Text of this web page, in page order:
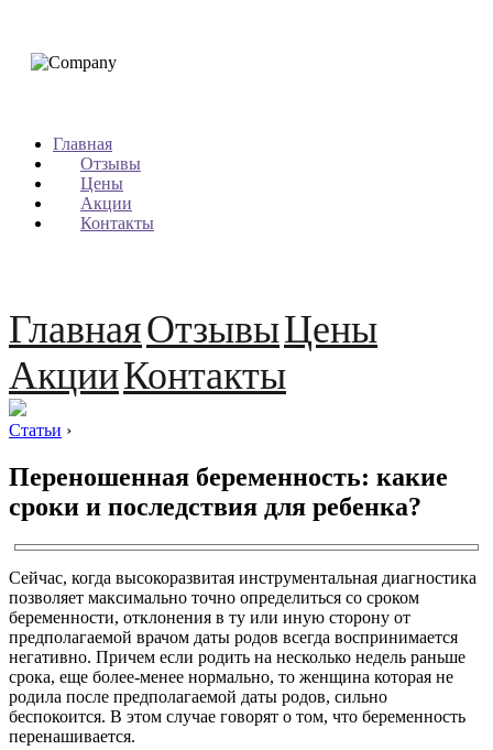
Главная
Отзывы
Цены
Акции
Контакты
ГлавнаяОтзывыЦены
АкцииКонтакты
Статьи ›
Переношенная беременность: какие
сроки и последствия для ребенка?
Сейчас, когда высокоразвитая инструментальная диагностика
позволяет максимально точно определиться со сроком
беременности, отклонения в ту или иную сторону от
предполагаемой врачом даты родов всегда воспринимается
негативно. Причем если родить на несколько недель раньше
срока, еще более-менее нормально, то женщина которая не
родила после предполагаемой даты родов, сильно
беспокоится. В этом случае говорят о том, что беременность
перенашивается.